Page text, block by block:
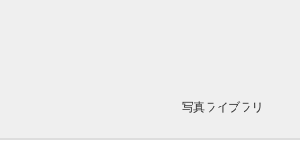
写真ライブラリ